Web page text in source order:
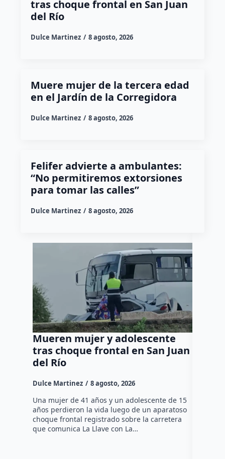
tras choque frontal en San Juan
del Río
Dulce Martinez 8 agosto, 2026
Muere mujer de la tercera edad
en el Jardín de la Corregidora
Dulce Martinez 8 agosto, 2026
Felifer advierte a ambulantes:
“No permitiremos extorsiones
para tomar las calles”
Dulce Martinez 8 agosto, 2026
Mueren mujer y adolescente
tras choque frontal en San Juan
del Río
Dulce Martinez 8 agosto, 2026
Una mujer de 41 años y un adolescente de 15
años perdieron la vida luego de un aparatoso
choque frontal registrado sobre la carretera
que comunica La Llave con La…